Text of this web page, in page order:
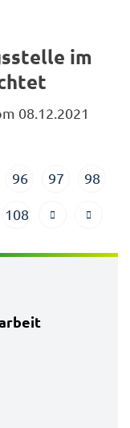
im
08.12.2021
96 97 98
108